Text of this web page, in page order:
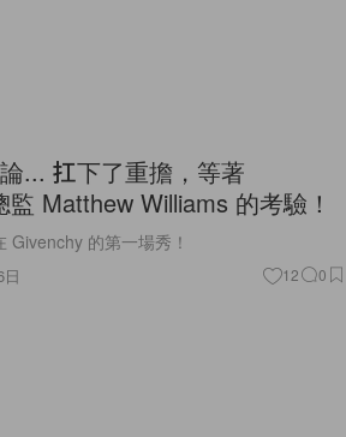
... 扛下了重擔，等著
Matthew Williams 的考驗！
Givenchy 的第一場秀！
12 0